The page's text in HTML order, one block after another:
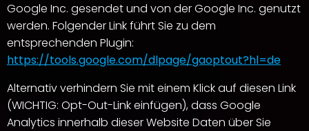
Google Inc. gesendet und von der Google Inc. genutzt
werden. Folgender Link führt Sie zu dem
entsprechenden Plugin:
https://tools.google.com/dlpage/gaoptout?hl=de
Alternativ verhindern Sie mit einem Klick auf diesen Link
(WICHTIG: Opt-Out-Link einfügen), dass Google
Analytics innerhalb dieser Website Daten über Sie